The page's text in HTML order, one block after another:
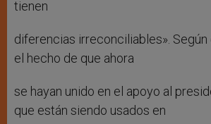
tienen
diferencias irreconciliables». Según
el hecho de que ahora
se hayan unido en el apoyo al
que están siendo usados en